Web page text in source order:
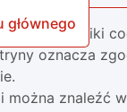
głównego
pliki
oznacza
można znaleźć w